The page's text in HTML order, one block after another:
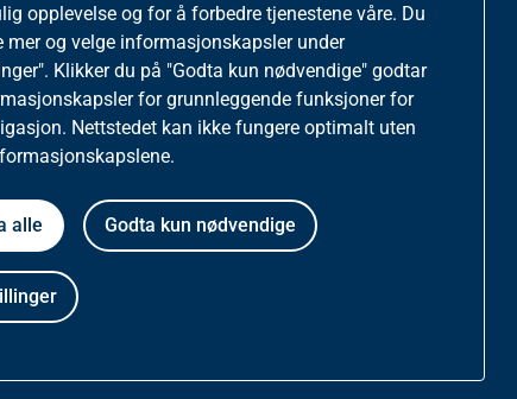
opplevelse og for å forbedre tjenestene våre. Du
mer og velge informasjonskapsler under
Klikker du på "Godta kun nødvendige" godtar
for grunnleggende funksjoner for
Nettstedet kan ikke fungere optimalt uten
alle Godta kun nødvendige
og informasjonskapsler på helfo.no